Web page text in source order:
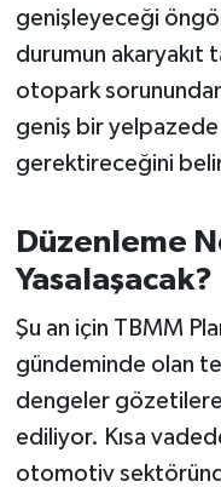
genişleyeceği
durumun akaryakıt
otopark
geniş bir
gerektireceğini
Düzenleme
Yasalaşacak?
Şu an için TBMM
gündeminde olan
dengeler
ediliyor. Kısa
otomotiv